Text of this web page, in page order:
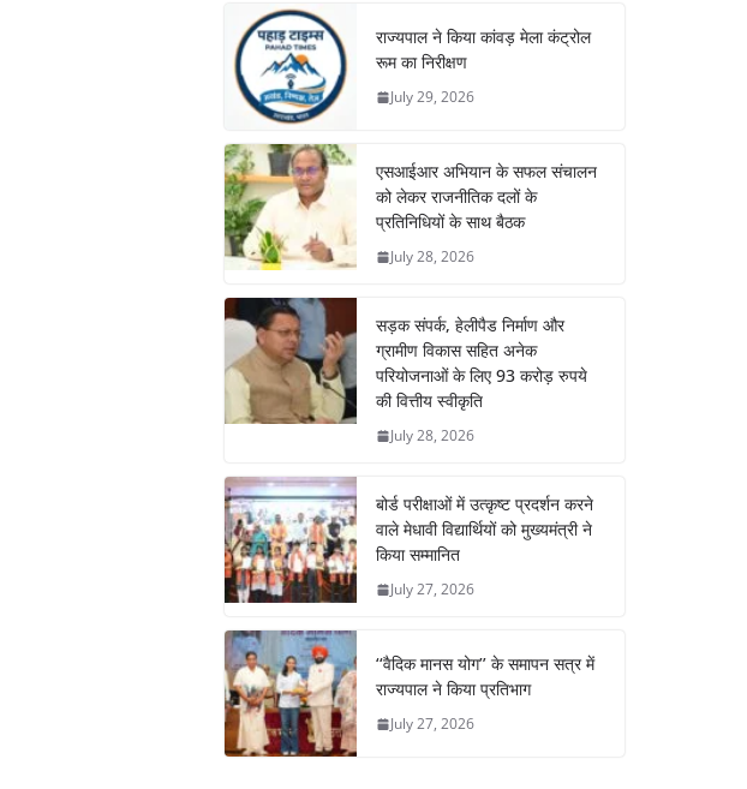
राज्यपाल ने किया कांवड़ मेला कंट्रोल
रूम का निरीक्षण
July 29, 2026
एसआईआर अभियान के सफल संचालन
को लेकर राजनीतिक दलों के
प्रतिनिधियों के साथ बैठक
July 28, 2026
सड़क संपर्क, हेलीपैड निर्माण और
ग्रामीण विकास सहित अनेक
परियोजनाओं के लिए 93 करोड़ रुपये
की वित्तीय स्वीकृति
July 28, 2026
बोर्ड परीक्षाओं में उत्कृष्ट प्रदर्शन करने
वाले मेधावी विद्यार्थियों को मुख्यमंत्री ने
किया सम्मानित
July 27, 2026
‘‘वैदिक मानस योग’’ के समापन सत्र में
राज्यपाल ने किया प्रतिभाग
July 27, 2026